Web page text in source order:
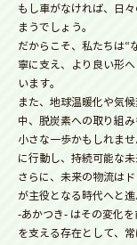
もし車がなければ、日
まうでしょう。
だからこそ、私たちは“
寧に支え、より良い形
います。
また、地球温暖化や気
中、脱炭素への取り組み
小さな一歩かもしれま
に行動し、持続可能な
さらに、未来の物流は
が主役となる時代へと進
-あかつき- はその変化
を支える存在として、